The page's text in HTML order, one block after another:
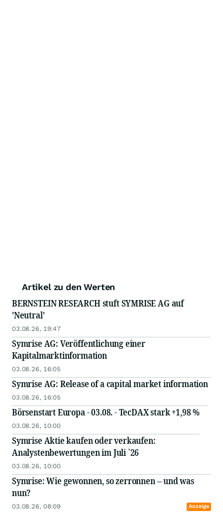
Artikel zu den Werten
BERNSTEIN RESEARCH stuft SYMRISE AG auf
'Neutral'
03.08.26, 19:47
Symrise AG: Veröffentlichung einer
Kapitalmarktinformation
03.08.26, 16:05
Symrise AG: Release of a capital market information
03.08.26, 16:05
Börsenstart Europa - 03.08. - TecDAX stark +1,98 %
03.08.26, 10:00
Symrise Aktie kaufen oder verkaufen:
Analystenbewertungen im Juli `26
03.08.26, 10:00
Symrise: Wie gewonnen, so zerronnen – und was
nun?
03.08.26, 08:09 Anzeige